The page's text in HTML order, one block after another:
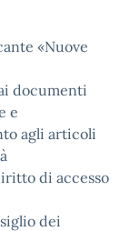
«Nuove
documenti
e
agli articoli
di accesso
dei